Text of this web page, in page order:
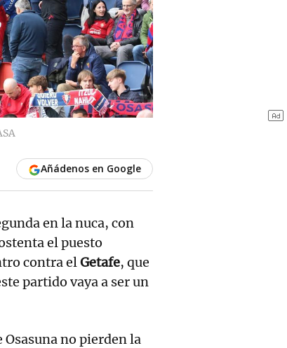
Añádenos en Google
en la nuca, con
el puesto
contra elGetafe, que
partido vaya a ser un
Osasuna no pierden la